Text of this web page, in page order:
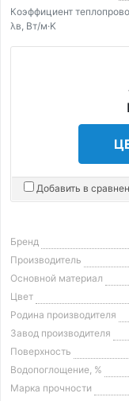
Коэффициент
λв, Вт/м·K
Добавить в
Бренд
Производитель
Основной материал
Цвет
Родина производителя
Завод производителя
Поверхность
Водопоглощение, %
Марка прочности